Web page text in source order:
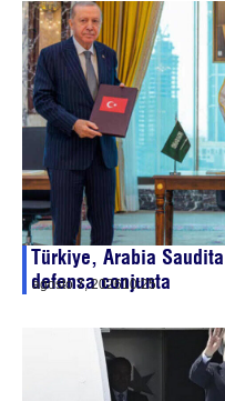
Türkiye, Arabia
defensa conjunta
agosto 7, 202610:25